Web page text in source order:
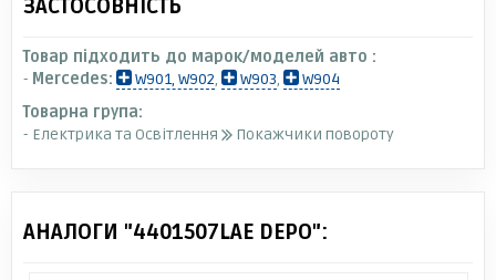
ЗАСТОСОВНІСТЬ
Товар підходить до марок/моделей авто :
- Mercedes: W901, W902, W903,
W904
Товарна група:
- Електрика та Освітлення
Покажчики повороту
АНАЛОГИ "4401507LAE DEPO":